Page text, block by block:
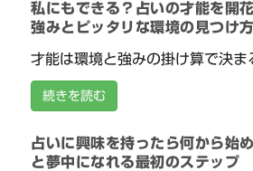
私にもできる？占いの才能を開
強みとピッタリな環境の見つけ方
才能は環境と強みの掛け算で決ま
続きを読む
占いに興味を持ったら何から始
と夢中になれる最初のステップ